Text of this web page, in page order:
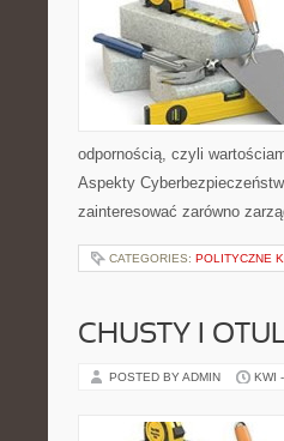
odpornością, czyli
Aspekty
zainteresować zarówno
CATEGORIES: POLITYCZNE
CHUSTY I
POSTED BY ADMIN KWI